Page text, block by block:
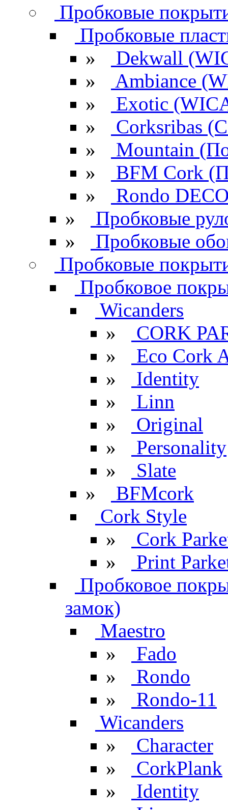
Пробковые
Пробковые
»
Dekwall
»
Ambiance
»
Exotic
»
Corksribas
»
Mountain
»
BFM Cork
»
Rondo
»
Пробковые
»
Пробковые
Пробковые
Пробковое
Wicanders
»
CORK
»
Eco Cork
»
Identity
»
Linn
»
Original
»
Personality
»
Slate
»
BFMcork
Cork Style
»
Cork
»
Print
Пробковое
замок)
Maestro
»
Fado
»
Rondo
»
Rondo-11
Wicanders
»
Character
»
CorkPlank
»
Identity